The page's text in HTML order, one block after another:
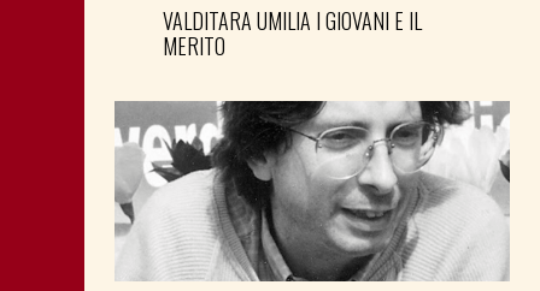
VALDITARA UMILIA I GIOVANI E IL
MERITO